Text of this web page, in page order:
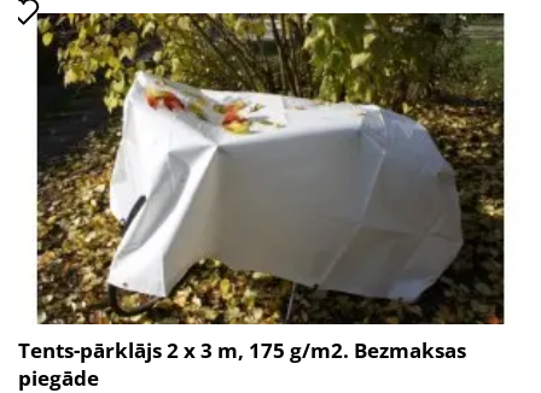
Tents-pārklājs 2 x 3 m, 175 g/m2. Bezmaksas
piegāde